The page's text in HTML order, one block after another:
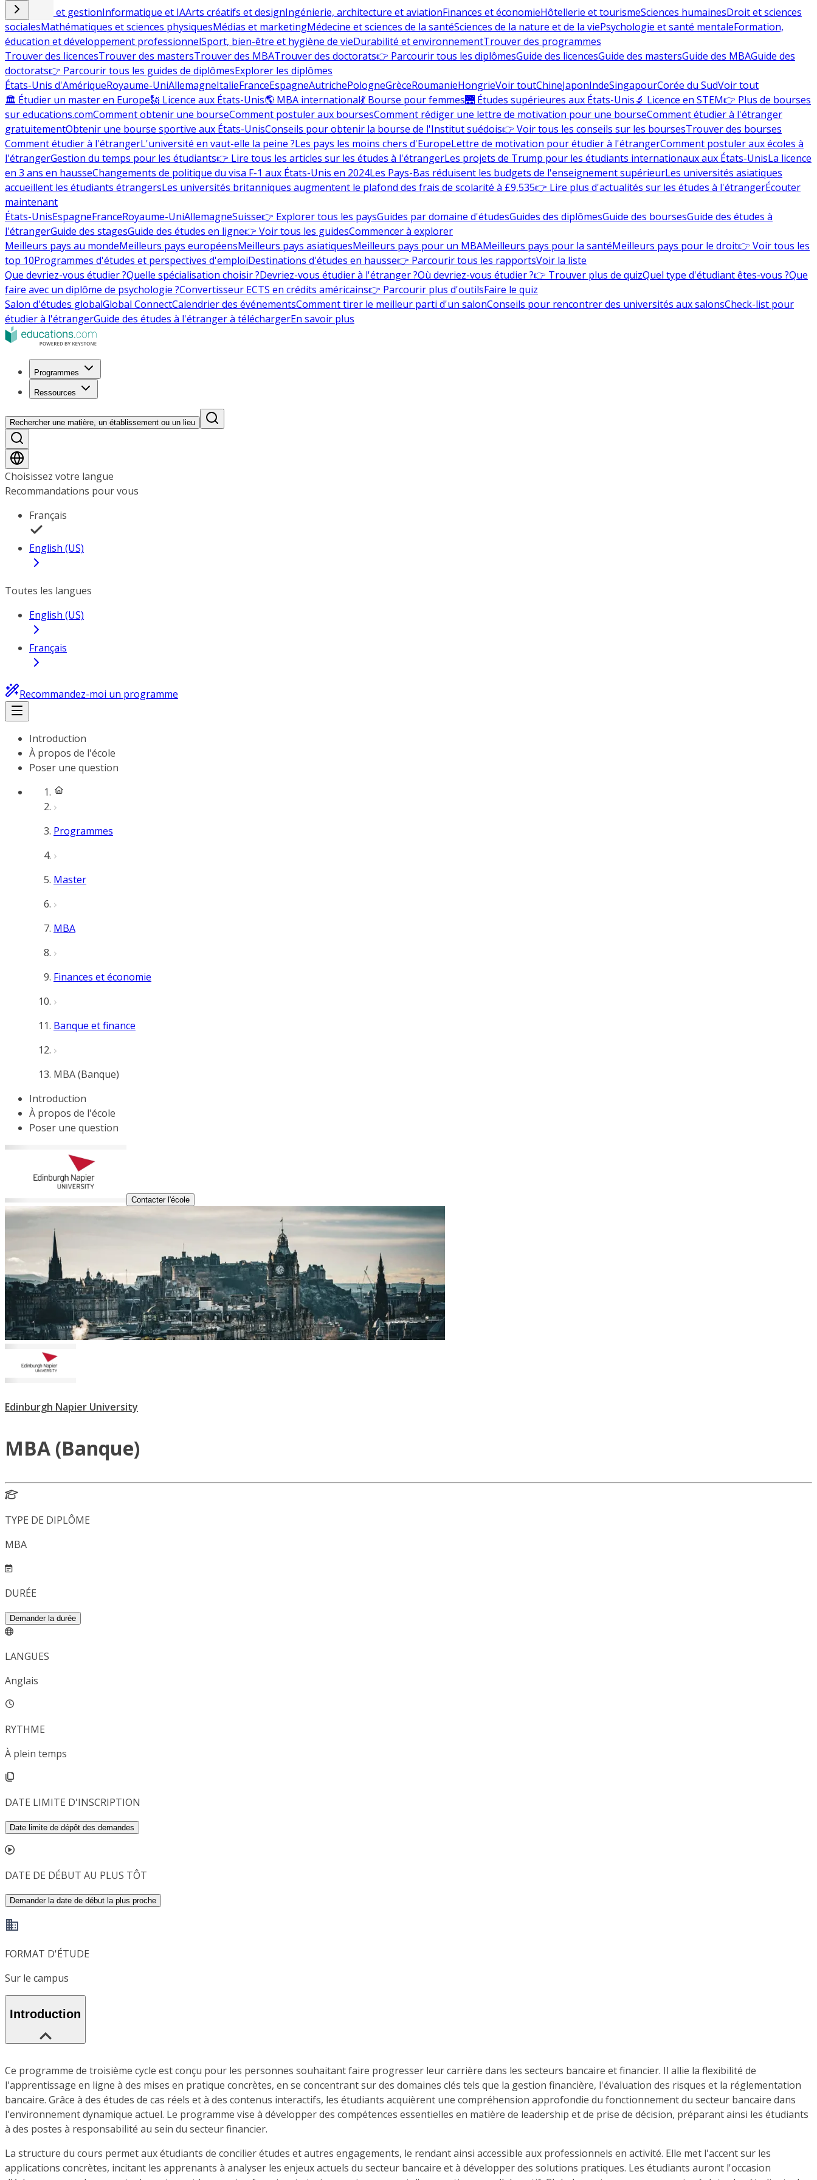
Commerce et gestionInformatique et IAArts créatifs et designIngénierie, architecture et aviationFinances et économieHôtellerie et tourismeSciences humainesDroit et sciences
socialesMathématiques et sciences physiquesMédias et marketingMédecine et sciences de la santéSciences de la nature et de la viePsychologie et santé mentaleFormation,
éducation et développement professionnelSport, bien-être et hygiène de vieDurabilité et environnementTrouver des programmes
Trouver des licencesTrouver des mastersTrouver des MBATrouver des doctorats👉 Parcourir tous les diplômesGuide des licencesGuide des mastersGuide des MBAGuide des
doctorats👉 Parcourir tous les guides de diplômesExplorer les diplômes
États-Unis d'AmériqueRoyaume-UniAllemagneItalieFranceEspagneAutrichePologneGrèceRoumanieHongrieVoir toutChineJaponIndeSingapourCorée du SudVoir tout
🏛 Étudier un master en Europe🗽 Licence aux États-Unis🌎 MBA international💃 Bourse pour femmes🌉 Études supérieures aux États-Unis🔬 Licence en STEM👉 Plus de bourses
sur educations.comComment obtenir une bourseComment postuler aux boursesComment rédiger une lettre de motivation pour une bourseComment étudier à l'étranger
gratuitementObtenir une bourse sportive aux États-UnisConseils pour obtenir la bourse de l'Institut suédois👉 Voir tous les conseils sur les boursesTrouver des bourses
Comment étudier à l'étrangerL'université en vaut-elle la peine ?Les pays les moins chers d'EuropeLettre de motivation pour étudier à l'étrangerComment postuler aux écoles à
l'étrangerGestion du temps pour les étudiants👉 Lire tous les articles sur les études à l'étrangerLes projets de Trump pour les étudiants internationaux aux États-UnisLa licence
en 3 ans en hausseChangements de politique du visa F-1 aux États-Unis en 2024Les Pays-Bas réduisent les budgets de l'enseignement supérieurLes universités asiatiques
accueillent les étudiants étrangersLes universités britanniques augmentent le plafond des frais de scolarité à £9,535👉 Lire plus d'actualités sur les études à l'étrangerÉcouter
maintenant
États-UnisEspagneFranceRoyaume-UniAllemagneSuisse👉 Explorer tous les paysGuides par domaine d'étudesGuides des diplômesGuide des boursesGuide des études à
l'étrangerGuide des stagesGuide des études en ligne👉 Voir tous les guidesCommencer à explorer
Meilleurs pays au mondeMeilleurs pays européensMeilleurs pays asiatiquesMeilleurs pays pour un MBAMeilleurs pays pour la santéMeilleurs pays pour le droit👉 Voir tous les
top 10Programmes d'études et perspectives d'emploiDestinations d'études en hausse👉 Parcourir tous les rapportsVoir la liste
Que devriez-vous étudier ?Quelle spécialisation choisir ?Devriez-vous étudier à l'étranger ?Où devriez-vous étudier ?👉 Trouver plus de quizQuel type d'étudiant êtes-vous ?Que
faire avec un diplôme de psychologie ?Convertisseur ECTS en crédits américains👉 Parcourir plus d'outilsFaire le quiz
Salon d'études globalGlobal ConnectCalendrier des événementsComment tirer le meilleur parti d'un salonConseils pour rencontrer des universités aux salonsCheck-list pour
étudier à l'étrangerGuide des études à l'étranger à téléchargerEn savoir plus
Programmes
Ressources
Rechercher une matière, un établissement ou un lieu
Choisissez votre langue
Recommandations pour vous
Français
English (US)
Toutes les langues
English (US)
Français
Recommandez-moi un programme
Introduction
À propos de l'école
Poser une question
Programmes
Master
MBA
Finances et économie
Banque et finance
MBA (Banque)
Introduction
À propos de l'école
Poser une question
Contacter l'école
Edinburgh Napier University
MBA (Banque)
TYPE DE DIPLÔME
MBA
DURÉE
Demander la durée
LANGUES
Anglais
RYTHME
À plein temps
DATE LIMITE D'INSCRIPTION
Date limite de dépôt des demandes
DATE DE DÉBUT AU PLUS TÔT
Demander la date de début la plus proche
FORMAT D'ÉTUDE
Sur le campus
Introduction
Ce programme de troisième cycle est conçu pour les personnes souhaitant faire progresser leur carrière dans les secteurs bancaire et financier. Il allie la flexibilité de
l'apprentissage en ligne à des mises en pratique concrètes, en se concentrant sur des domaines clés tels que la gestion financière, l'évaluation des risques et la réglementation
bancaire. Grâce à des études de cas réels et à des contenus interactifs, les étudiants acquièrent une compréhension approfondie du fonctionnement du secteur bancaire dans
l'environnement dynamique actuel. Le programme vise à développer des compétences essentielles en matière de leadership et de prise de décision, préparant ainsi les étudiants
à des postes à responsabilité au sein du secteur financier.
La structure du cours permet aux étudiants de concilier études et autres engagements, le rendant ainsi accessible aux professionnels en activité. Elle met l'accent sur les
applications concrètes, incitant les apprenants à analyser les enjeux actuels du secteur bancaire et à développer des solutions pratiques. Les étudiants auront l'occasion